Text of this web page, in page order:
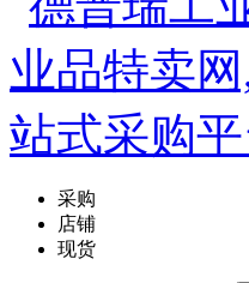
采购
店铺
现货